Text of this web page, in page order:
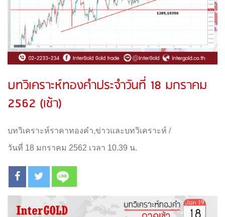
บทวิเคราะห์ทองคำประจำวันที่ 18 มกราคม
2562 (เช้า)
บทวิเคราะห์ราคาทองคำ,ข่าวและบทวิเคราะห์ /
วันที่ 18 มกราคม 2562 เวลา 10.39 น.